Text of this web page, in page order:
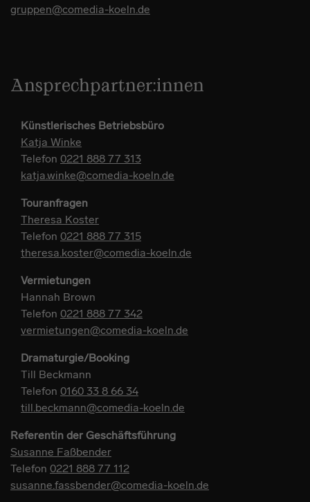
gruppen@comedia-koeln.de
Ansprechpartner:innen
Künstlerisches Betriebsbüro
Katja Winke
Telefon 0221 888 77 313
katja.winke@comedia-koeln.de
Touranfragen
Theresa Koster
Telefon 0221 888 77 315
theresa.koster@comedia-koeln.de
Vermietungen
Hannah Brown
Telefon 0221 888 77 342
vermietungen@comedia-koeln.de
Dramaturgie/Booking
Till Beckmann
Telefon 0160 33 8 66 34
till.beckmann@comedia-koeln.de
Referentin der Geschäftsführung
Susanne Faßbender
Telefon 0221 888 77 112
susanne.fassbender@comedia-koeln.de